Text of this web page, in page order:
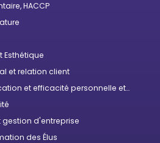
HACCP
Esthétique
et relation client
et efficacité personnelle et
d'entreprise
des Élus